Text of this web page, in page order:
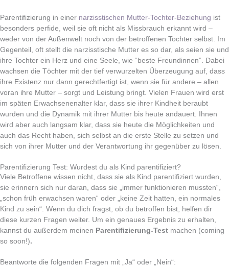
Parentifizierung in einer narzisstischen Mutter-Tochter-Beziehung ist
besonders perfide, weil sie oft nicht als Missbrauch erkannt wird –
weder von der Außenwelt noch von der betroffenen Tochter selbst. Im
Gegenteil, oft stellt die narzisstische Mutter es so dar, als seien sie und
ihre Tochter ein Herz und eine Seele, wie “beste Freundinnen”. Dabei
wachsen die Töchter mit der tief verwurzelten Überzeugung auf, dass
ihre Existenz nur dann gerechtfertigt ist, wenn sie für andere – allen
voran ihre Mutter – sorgt und Leistung bringt. Vielen Frauen wird erst
im späten Erwachsenenalter klar, dass sie ihrer Kindheit beraubt
wurden und die Dynamik mit ihrer Mutter bis heute andauert. Ihnen
wird aber auch langsam klar, dass sie heute die Möglichkeiten und
auch das Recht haben, sich selbst an die erste Stelle zu setzen und
sich von ihrer Mutter und der Verantwortung ihr gegenüber zu lösen.
Parentifizierung Test: Wurdest du als Kind parentifiziert?
Viele Betroffene wissen nicht, dass sie als Kind parentifiziert wurden,
sie erinnern sich nur daran, dass sie „immer funktionieren mussten“,
„schon früh erwachsen waren“ oder „keine Zeit hatten, ein normales
Kind zu sein“. Wenn du dich fragst, ob du betroffen bist, helfen dir
diese kurzen Fragen weiter. Um ein genaues Ergebnis zu erhalten,
kannst du außerdem meinen Parentifizierung-Test machen (coming
so soon!).
Beantworte die folgenden Fragen mit „Ja“ oder „Nein“: